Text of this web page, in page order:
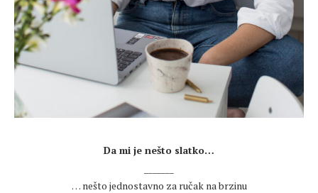
Da mi je nešto slatko…
… nešto jednostavno za ručak na brzinu